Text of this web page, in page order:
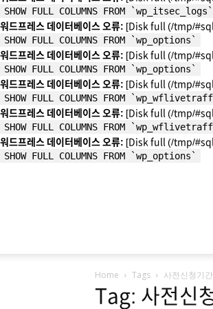
SHOW FULL COLUMNS FROM `wp_itsec_logs`
워드프레스 데이터베이스 오류: [Disk full (/tmp/
SHOW FULL COLUMNS FROM `wp_options`
워드프레스 데이터베이스 오류: [Disk full (/tmp/
SHOW FULL COLUMNS FROM `wp_options`
워드프레스 데이터베이스 오류: [Disk full (/tmp/
SHOW FULL COLUMNS FROM
워드프레스 데이터베이스 오류: [Disk full (/tmp/
SHOW FULL COLUMNS FROM
워드프레스 데이터베이스 오류: [Disk full (/tmp/
SHOW FULL COLUMNS FROM `wp_options`
Home Tags 사전신청기간
Tag: 사전신